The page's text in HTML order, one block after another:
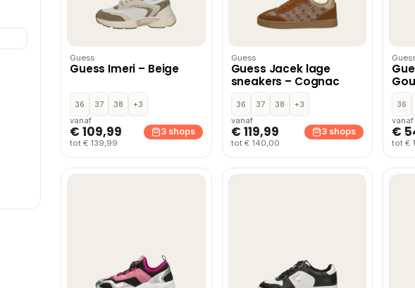
Guess
Guess Imeri – Beige
36 37 38
+3
vanaf
€ 109,99
tot € 139,99
3 shops
Guess
Guess Jacek lage
sneakers – Cognac
36 37 38
+3
vanaf
€ 119,99
tot € 140,00
3 shops
36
vanaf
€
tot €